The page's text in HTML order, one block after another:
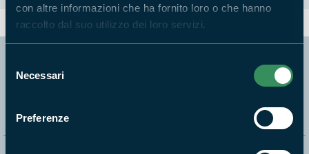
con altre informazioni che ha fornito loro o che hanno
raccolto dal suo utilizzo dei loro servizi.
delNecessari
Preferenze